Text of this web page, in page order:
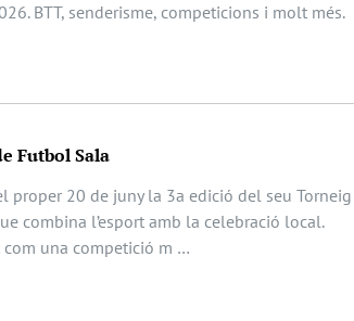
BTT, senderisme, competicions i molt més.
Futbol Sala
proper 20 de juny la 3a edició del seu Torneig
combina l’esport amb la celebració local.
com una competició m …